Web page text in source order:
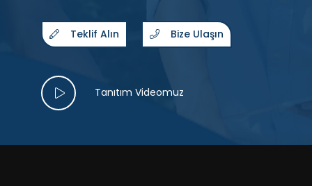
Teklif Alın Bize Ulaşın
Tanıtım Videomuz